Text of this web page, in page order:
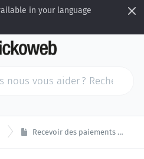
in your language
Recevoir des paiements via Mollie